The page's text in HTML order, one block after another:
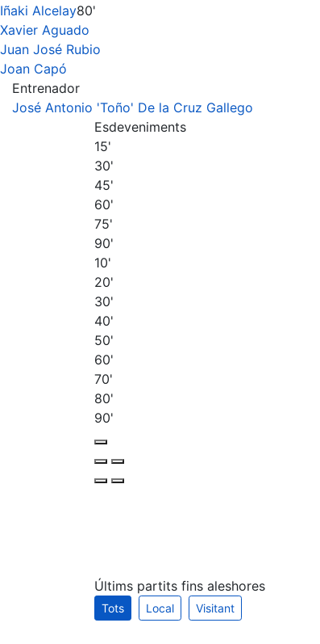
Iñaki Alcelay80'
Xavier Aguado
Juan José Rubio
Joan Capó
Entrenador
José Antonio 'Toño' De la Cruz Gallego
Esdeveniments
15'
30'
45'
60'
75'
90'
10'
20'
30'
40'
50'
60'
70'
80'
90'
Últims partits fins aleshores
Tots Local Visitant